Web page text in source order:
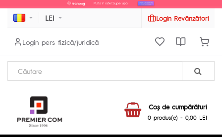
LEI Login Revânzători
Login pers fizică/juridică
Coş de cumpărături
0 produs(e) - 0,00 LEI